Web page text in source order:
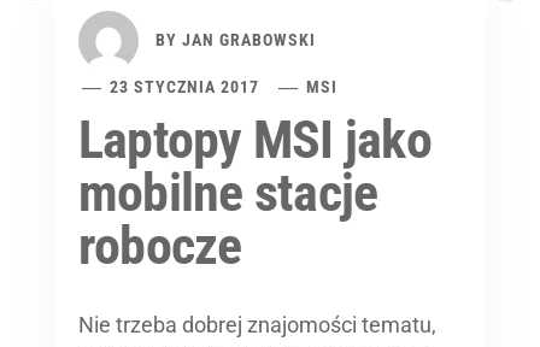
BY JAN GRABOWSKI
23 STYCZNIA 2017 MSI
Laptopy MSI jako
mobilne stacje
robocze
Nie trzeba dobrej znajomości tematu,